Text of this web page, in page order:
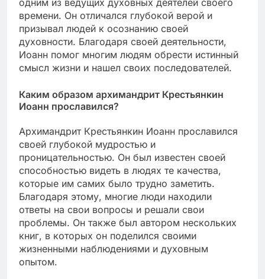
времени. Он отличался глубокой верой и
призывал людей к осознанию своей
духовности. Благодаря своей деятельности,
Иоанн помог многим людям обрести истинный
смысл жизни и нашел своих последователей.
Каким образом архимандрит Крестьянкин
Иоанн прославился?
Архимандрит Крестьянкин Иоанн прославился
своей глубокой мудростью и
проницательностью. Он был известен своей
способностью видеть в людях те качества,
которые им самих было трудно заметить.
Благодаря этому, многие люди находили
ответы на свои вопросы и решали свои
проблемы. Он также был автором нескольких
книг, в которых он поделился своими
жизненными наблюдениями и духовным
опытом.